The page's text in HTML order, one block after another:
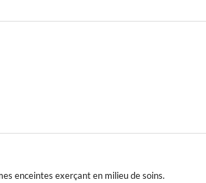
enceintes exerçant en milieu de soins.